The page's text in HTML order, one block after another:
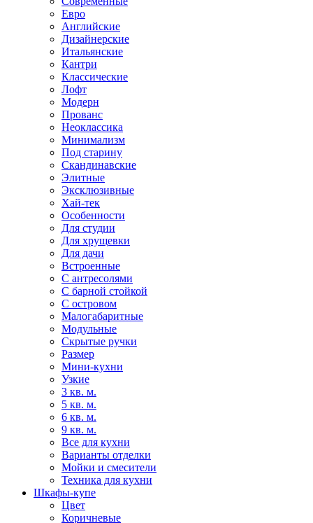
Евро
Английские
Дизайнерские
Итальянские
Кантри
Классические
Лофт
Модерн
Прованс
Неоклассика
Минимализм
Под старину
Скандинавские
Элитные
Эксклюзивные
Хай-тек
Особенности
Для студии
Для хрущевки
Для дачи
Встроенные
С антресолями
С барной стойкой
С островом
Малогабаритные
Модульные
Скрытые ручки
Размер
Мини-кухни
Узкие
3 кв. м.
5 кв. м.
6 кв. м.
9 кв. м.
Все для кухни
Варианты отделки
Мойки и смесители
Техника для кухни
Шкафы-купе
Цвет
Коричневые